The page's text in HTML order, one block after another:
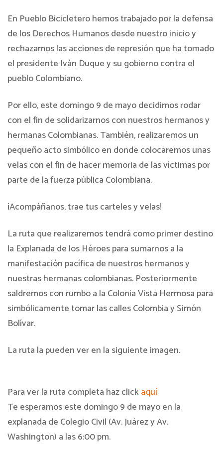
En Pueblo Bicicletero hemos trabajado por la defensa
de los Derechos Humanos desde nuestro inicio y
rechazamos las acciones de represión que ha tomado
el presidente Iván Duque y su gobierno contra el
pueblo Colombiano.
Por ello, este domingo 9 de mayo decidimos rodar
con el fin de solidarizarnos con nuestros hermanos y
hermanas Colombianas. También, realizaremos un
pequeño acto simbólico en donde colocaremos unas
velas con el fin de hacer memoria de las víctimas por
parte de la fuerza pública Colombiana.
¡Acompáñanos, trae tus carteles y velas!
La ruta que realizaremos tendrá como primer destino
la Explanada de los Héroes para sumarnos a la
manifestación pacífica de nuestros hermanos y
nuestras hermanas colombianas. Posteriormente
saldremos con rumbo a la Colonia Vista Hermosa para
simbólicamente tomar las calles Colombia y Simón
Bolívar.
La ruta la pueden ver en la siguiente imagen.
Para ver la ruta completa haz clickaquí
Te esperamos este domingo 9 de mayo en la
explanada de Colegio Civil (Av. Juárez y Av.
Washington) a las 6:00 pm.